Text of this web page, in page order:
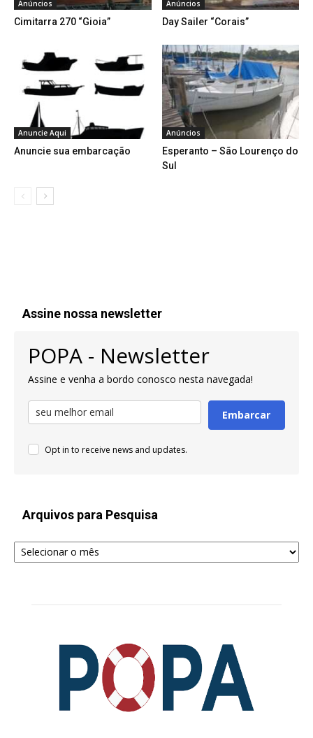
Anúncios
Cimitarra 270 “Gioia”
Anúncios
Day Sailer “Corais”
Anuncie Aqui
Anuncie sua embarcação
Anúncios
Esperanto – São Lourenço do
Sul
Assine nossa newsletter
POPA - Newsletter
Assine e venha a bordo conosco nesta navegada!
Embarcar
Opt in to receive news and updates.
Arquivos para Pesquisa
Arquivos
para